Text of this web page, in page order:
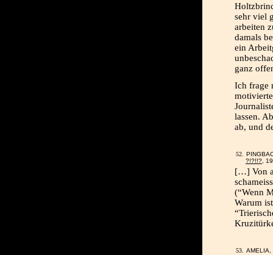
sehr viel
arbeiten
damals
ein
ganz
Ich frage
lassen.
ab, und
?!?!!? ,
[…] Von
(“Wenn
Warum